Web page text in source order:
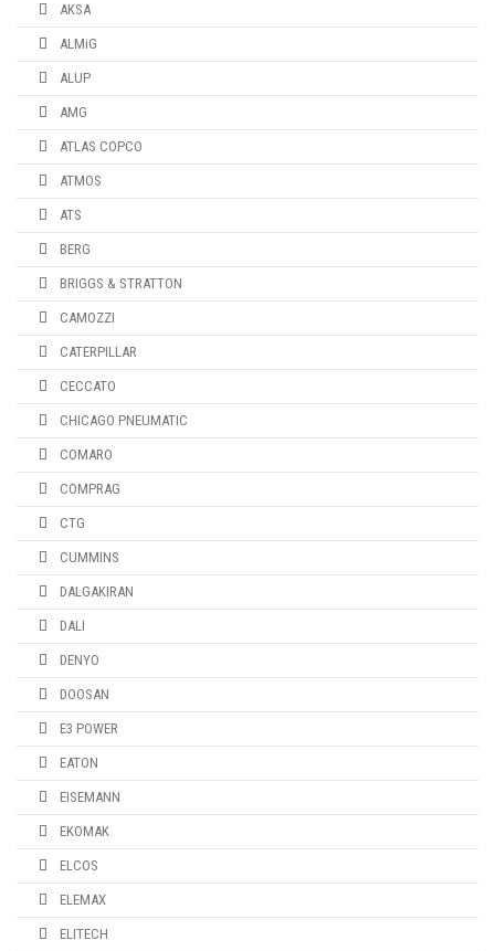
AKSA
ALMiG
ALUP
AMG
ATLAS COPCO
ATMOS
ATS
BERG
BRIGGS & STRATTON
CAMOZZI
CATERPILLAR
CECCATO
CHICAGO PNEUMATIC
COMARO
COMPRAG
CTG
CUMMINS
DALGAKIRAN
DALI
DENYO
DOOSAN
E3 POWER
EATON
EISEMANN
EKOMAK
ELCOS
ELEMAX
ELITECH